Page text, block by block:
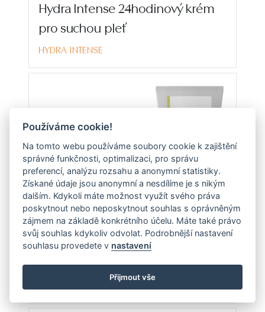
Hydra Intense 24hodinový krém
pro suchou pleť
HYDRA INTENSE
by BIODROGAMedical
Institute
Čisticí maska
MASK PERFORMANCE
Používáme cookie!
Na tomto webu používáme soubory cookie k zajištění
správné funkčnosti, optimalizaci, pro správu
preferencí, analýzu rozsahu a anonymní statistiky.
Získané údaje jsou anonymní a nesdílíme je s nikým
dalším. Kdykoli máte možnost využít svého práva
poskytnout nebo neposkytnout souhlas s oprávněným
zájmem na základě konkrétního účelu. Máte také právo
svůj souhlas kdykoliv odvolat. Podrobnější nastavení
souhlasu provedete v nastavení
Přijmout vše